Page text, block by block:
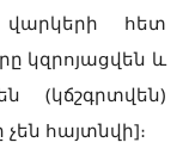
վարկերի հետ
կզրոյացվեն և
(կճշգրտվեն)
հայտնվի]։